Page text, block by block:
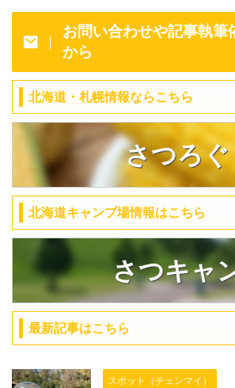
お問い合わせや記事執筆
から
北海道・札幌情報ならこちら
さつろぐ
北海道キャンプ場情報はこちら
さつキャ
最新記事はこちら
スポット（チェンマイ）